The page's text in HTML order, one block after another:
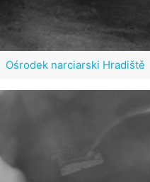
Ośrodek narciarski Hradiště